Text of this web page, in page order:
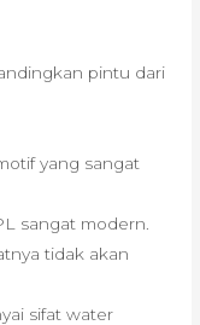
pintu dari
yang sangat
sangat modern.
tidak akan
sifat water